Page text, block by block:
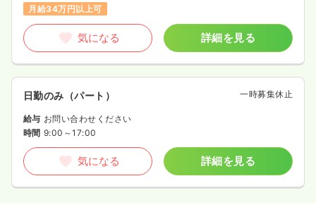
月給34万円以上可
気になる 詳細を見る
日勤のみ（パート） 一時募集休止
給与 お問い合わせください
時間 9:00～17:00
気になる 詳細を見る